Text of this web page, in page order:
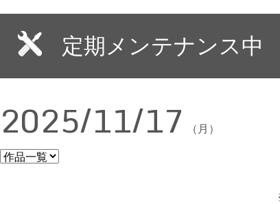
定期メンテナンス中
2025/11/17 （月）